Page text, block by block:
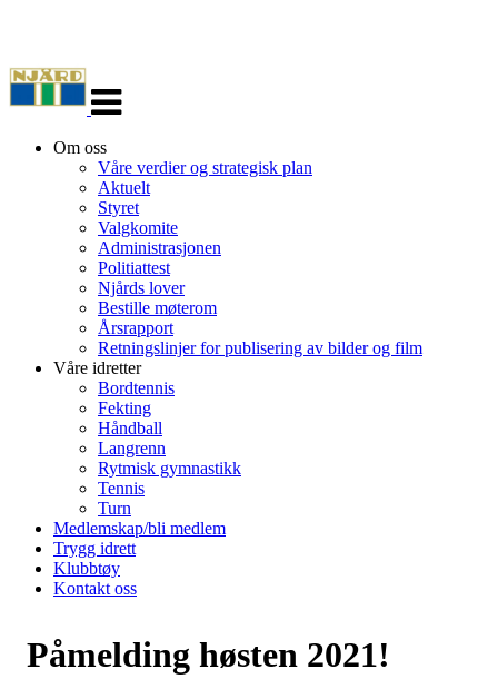
navigasjon
Om oss
Våre verdier og strategisk plan
Aktuelt
Styret
Valgkomite
Administrasjonen
Politiattest
Njårds lover
Bestille møterom
Årsrapport
Retningslinjer for publisering av bilder og film
Våre idretter
Bordtennis
Fekting
Håndball
Langrenn
Rytmisk gymnastikk
Tennis
Turn
Medlemskap/bli medlem
Trygg idrett
Klubbtøy
Kontakt oss
Påmelding høsten 2021!